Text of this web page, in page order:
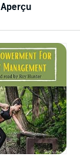
Aperçu